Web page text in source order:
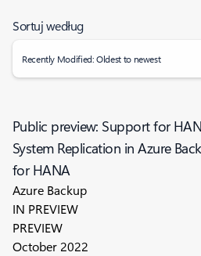
Sortuj według
Recently Modified: Oldest to newest
Public preview: Support for
System Replication in Azure
for HANA
Azure Backup
IN PREVIEW
PREVIEW
October 2022